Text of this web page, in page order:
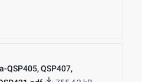
QSP405, QSP407,